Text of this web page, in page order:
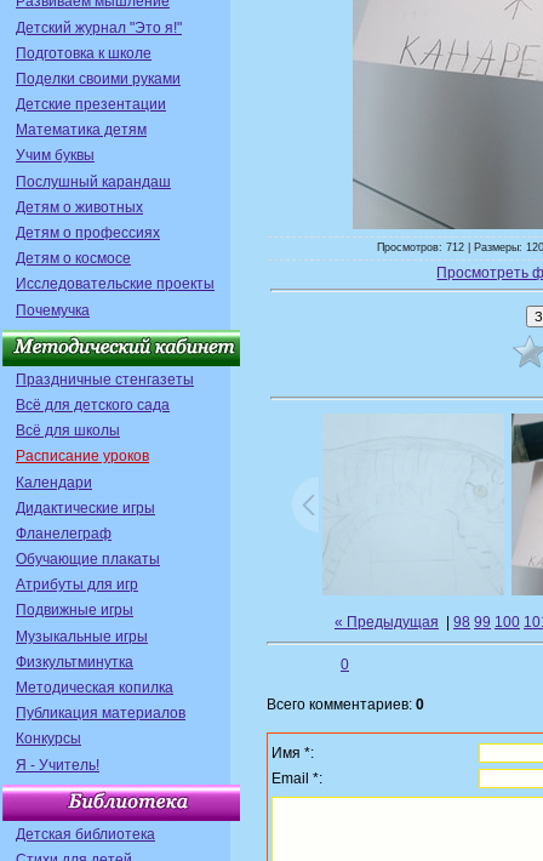
Детский журнал "Это я!"
Подготовка к школе
Поделки своими руками
Детские презентации
Математика детям
Учим буквы
Послушный карандаш
Детям о животных
Детям о профессиях
Детям о космосе
Исследовательские проекты
Почемучка
Праздничные стенгазеты
Всё для детского сада
Всё для школы
Расписание уроков
Календари
Дидактические игры
Фланелеграф
Обучающие плакаты
Атрибуты для игр
Подвижные игры
Музыкальные игры
Физкультминутка
Методическая копилка
Публикация материалов
Конкурсы
Я - Учитель!
Детская библиотека
Просмотров: 712 | Размеры:
Просмотреть
« Предыдущая 98 99 100
0
Всего комментариев: 0
Имя *:
Email *: